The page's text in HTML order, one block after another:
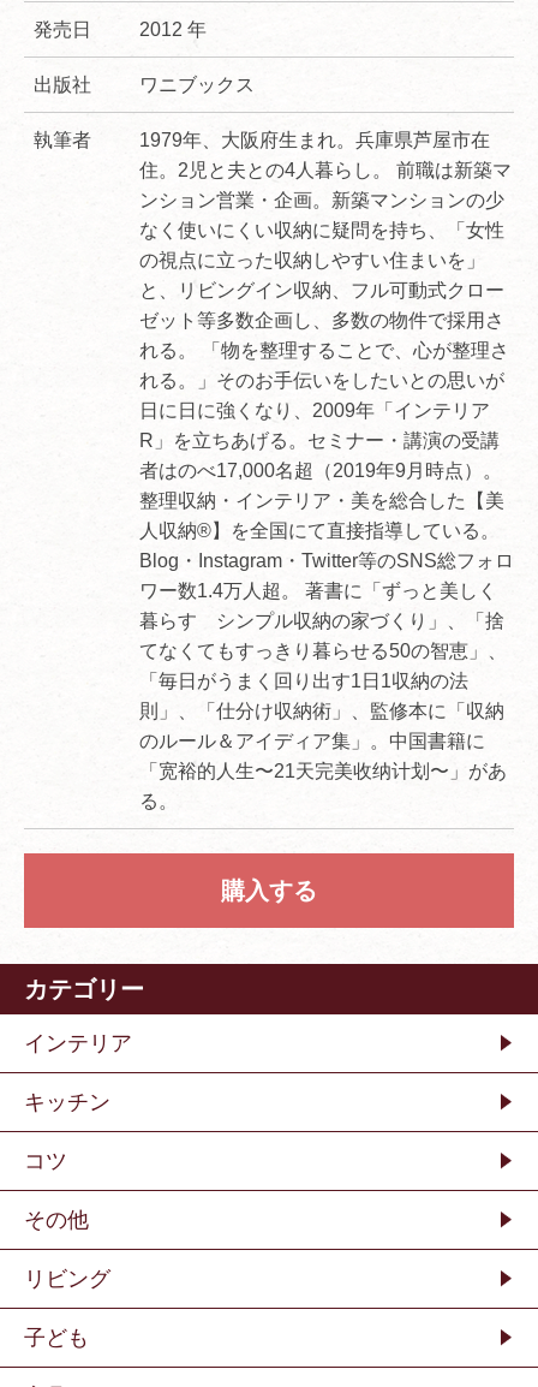
発売日 2012 年
出版社 ワニブックス
執筆者
1979年、大阪府生まれ。兵庫県芦屋市在
住。2児と夫との4人暮らし。 前職は新築マ
ンション営業・企画。新築マンションの少
なく使いにくい収納に疑問を持ち、「女性
の視点に立った収納しやすい住まいを」
と、リビングイン収納、フル可動式クロー
ゼット等多数企画し、多数の物件で採用さ
れる。 「物を整理することで、心が整理さ
れる。」そのお手伝いをしたいとの思いが
日に日に強くなり、2009年「インテリア
R」を立ちあげる。セミナー・講演の受講
者はのべ17,000名超（2019年9月時点）。
整理収納・インテリア・美を総合した【美
人収納®】を全国にて直接指導している。
Blog・Instagram・Twitter等のSNS総フォロ
ワー数1.4万人超。 著書に「ずっと美しく
暮らす シンプル収納の家づくり」、「捨
てなくてもすっきり暮らせる50の智恵」、
「毎日がうまく回り出す1日1収納の法
則」、「仕分け収納術」、監修本に「収納
のルール＆アイディア集」。中国書籍に
「宽裕的人生〜21天完美收纳计划〜」があ
る。
購入する
カテゴリー
インテリア
キッチン
コツ
その他
リビング
子ども